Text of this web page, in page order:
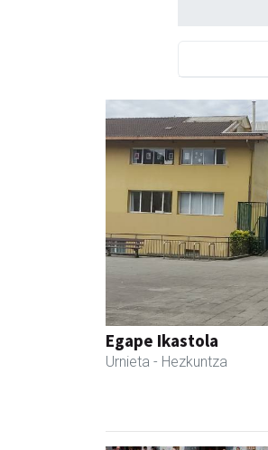
Egape Ikastola
Urnieta - Hezkuntza